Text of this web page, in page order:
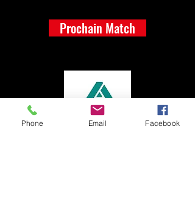
Prochain Match
Phone Email Facebook